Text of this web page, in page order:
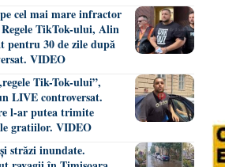
cel mai mare infractor
TikTok-ului, Alin
pentru 30 de zile după
VIDEO
Tik-Tok-ului”,
LIVE controversat.
l-ar putea trimite
gratiilor. VIDEO
străzi inundate.